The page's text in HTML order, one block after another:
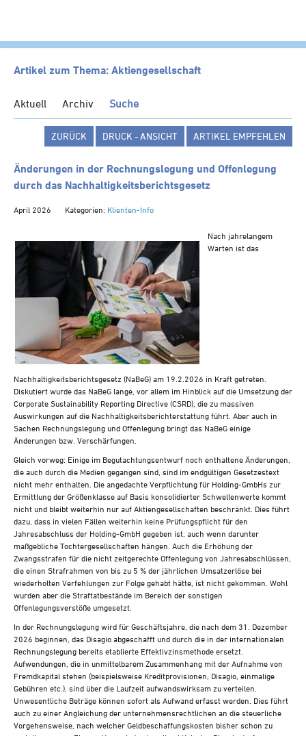
LEISTUNGEN
SERVICE
NEWS
Klienten-Info
Management-Info
Gastronomie-Info
Vermieter-Info
Landwirte-Info
Steuern A-Z
Videoarchiv
Artikel zum Thema: Aktiengesellschaft
Aktuell Archiv Suche
ZURÜCK DRUCK - ANSICHT ARTIKEL EMPFEHLEN
Änderungen in der Rechnungslegung und Offenlegung
durch das Nachhaltigkeits­berichts­gesetz
April 2026 Kategorien: Klienten-Info
Nach jahrelangem
Warten ist das
Nachhaltigkeitsberichtsgesetz (NaBeG) am 19.2.2026 in Kraft getreten.
Diskutiert wurde das NaBeG lange, vor allem im Hinblick auf die Umsetzung der
Corporate Sustainability Reporting Directive (CSRD), die zu massiven
Auswirkungen auf die Nachhaltigkeitsberichterstattung führt. Aber auch in
Sachen Rechnungslegung und Offenlegung bringt das NaBeG einige
Änderungen bzw. Verschärfungen.
Gleich vorweg: Einige im Begutachtungsentwurf noch enthaltene Änderungen,
die auch durch die Medien gegangen sind, sind im endgültigen Gesetzestext
nicht mehr enthalten. Die angedachte Verpflichtung für Holding-GmbHs zur
Ermittlung der Größenklasse auf Basis konsolidierter Schwellenwerte kommt
nicht und bleibt weiterhin nur auf Aktiengesellschaften beschränkt. Dies führt
dazu, dass in vielen Fällen weiterhin keine Prüfungspflicht für den
Jahresabschluss der Holding-GmbH gegeben ist, auch wenn darunter
maßgebliche Tochtergesellschaften hängen. Auch die Erhöhung der
Zwangsstrafen für die nicht zeitgerechte Offenlegung von Jahresabschlüssen,
die einen Strafrahmen von bis zu 5 % der jährlichen Umsatzerlöse bei
wiederholten Verfehlungen zur Folge gehabt hätte, ist nicht gekommen. Wohl
wurden aber die Straftatbestände im Bereich der sonstigen
Offenlegungsverstöße umgesetzt.
In der Rechnungslegung wird für Geschäftsjahre, die nach dem 31. Dezember
2026 beginnen, das Disagio abgeschafft und durch die in der internationalen
Rechnungslegung bereits etablierte Effektivzinsmethode ersetzt.
Aufwendungen, die in unmittelbarem Zusammenhang mit der Aufnahme von
Fremdkapital stehen (beispielsweise Kreditprovisionen, Disagio, einmalige
Gebühren etc.), sind über die Laufzeit aufwandswirksam zu verteilen.
Unwesentliche Beträge können sofort als Aufwand erfasst werden. Dies führt
auch zu einer Angleichung der unternehmensrechtlichen an die steuerliche
Vorgehensweise, nach welcher Geldbeschaffungskosten bisher schon zu